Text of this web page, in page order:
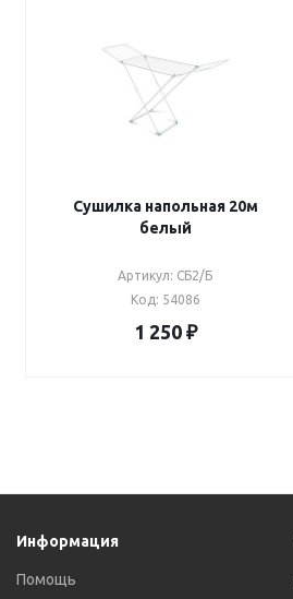
Сушилка напольная 20м
белый
Артикул: СБ2/Б
Код: 54086
1 250₽
Информация
Помощь